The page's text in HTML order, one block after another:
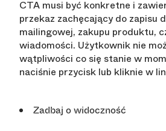
CTA musi być konkretne i
przekaz zachęcający do zapisu
mailingowej, zakupu produktu,
wiadomości. Użytkownik nie
wątpliwości co się stanie w
naciśnie przycisk lub kliknie w
Zadbaj o widoczność